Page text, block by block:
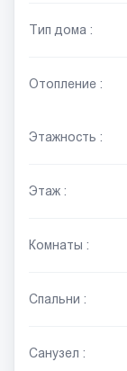
Тип дома :
Отопление :
Этажность :
Этаж :
Комнаты :
Спальни :
Санузел :